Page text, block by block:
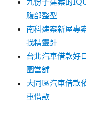
九份子建案的
腹部整型
南科建案新屋專
找精靈針
台北汽車借款好
園當舖
大同區汽車借款
車借款